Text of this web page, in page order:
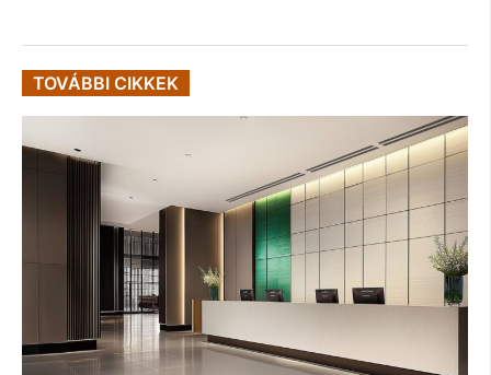
TOVÁBBI CIKKEK